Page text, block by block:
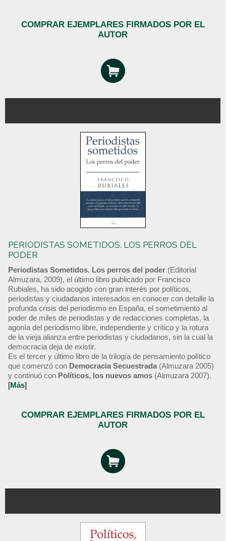
COMPRAR EJEMPLARES FIRMADOS POR EL
AUTOR
PERIODISTAS SOMETIDOS. LOS PERROS DEL
PODER
Periodistas Sometidos. Los perros del poder (Editorial
Almuzara, 2009), el último libro publicado por Francisco
Rubiales, ha sido acogido con gran interés por políticos,
periodistas y ciudadanos interesados en conocer con detalle la
profunda crisis del periodismo en España, el sometimiento al
poder de miles de periodistas y de redacciones completas, la
agonía del periodismo libre, independiente y crítico y la rotura
de la vieja alianza entre periodistas y ciudadanos, sin la cual la
democracia deja de existir.
Es el tercer y último libro de la trilogía de pensamiento político
que comenzó con Democracia Secuestrada (Almuzara 2005)
y continuó con Políticos, los nuevos amos (Almuzara 2007).
[Más]
COMPRAR EJEMPLARES FIRMADOS POR EL
AUTOR